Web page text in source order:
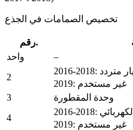
تخصيص الصمامات في الجذع
رقم.
واحد
–
2
متردد
2019: غير مستخدم
3
وحدة المقطورة
4
الكهربائي
2019: غير مستخدم